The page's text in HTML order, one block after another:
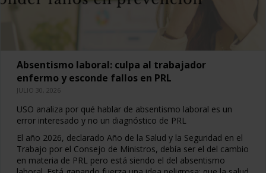
Absentismo laboral: culpa al trabajador
enfermo y esconde fallos en PRL
JULIO 30, 2026
USO analiza por qué hablar de absentismo laboral es un
error interesado y no un diagnóstico de PRL
El año 2026, declarado Año de la Salud y la Seguridad en el
Trabajo por el Consejo de Ministros, debía ser el del cambio
en materia de PRL pero está siendo el del absentismo